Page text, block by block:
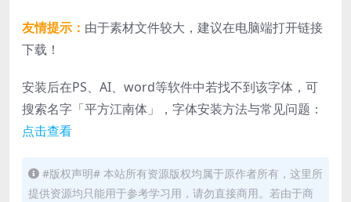
友情提示： 由于素材文件较大，建议在电脑端打开链接
下载！
安装后在PS、AI、word等软件中若找不到该字体，可
搜索名字「平方江南体」，字体安装方法与常见问题：
点击查看
#版权声明# 本站所有资源版权均属于原作者所有，这里所
提供资源均只能用于参考学习用，请勿直接商用。若由于商